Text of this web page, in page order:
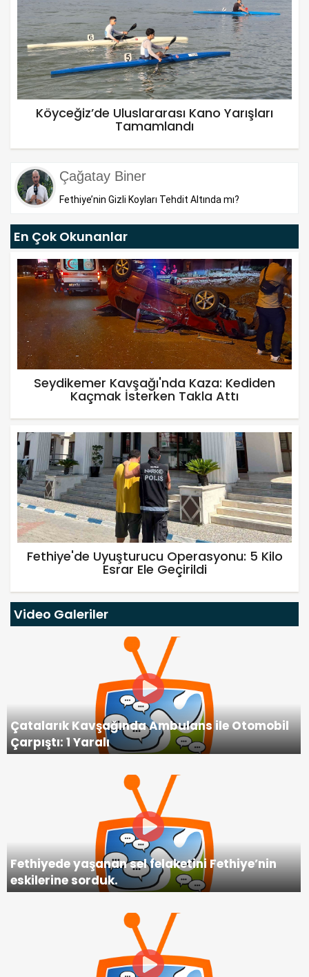
Köyceğiz’de Uluslararası Kano Yarışları
Tamamlandı
Çağatay Biner
Fethiye’nin Gizli Koyları Tehdit Altında mı?
En Çok Okunanlar
Seydikemer Kavşağı'nda Kaza: Kediden
Kaçmak İsterken Takla Attı
Fethiye'de Uyuşturucu Operasyonu: 5 Kilo
Esrar Ele Geçirildi
Video Galeriler
Çatalarık Kavşağında Ambulans ile Otomobil
Çarpıştı: 1 Yaralı
Fethiyede yaşanan sel felaketini Fethiye’nin
eskilerine sorduk.